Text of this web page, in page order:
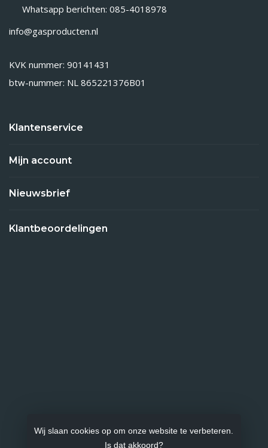
Whatsapp berichten: 085-4018978
info@gasproducten.nl
KVK nummer: 90141431
btw-nummer: NL 865221376B01
Klantenservice
Mijn account
Nieuwsbrief
Klantbeoordelingen
Wij slaan cookies op om onze website te verbeteren.
Is dat akkoord?